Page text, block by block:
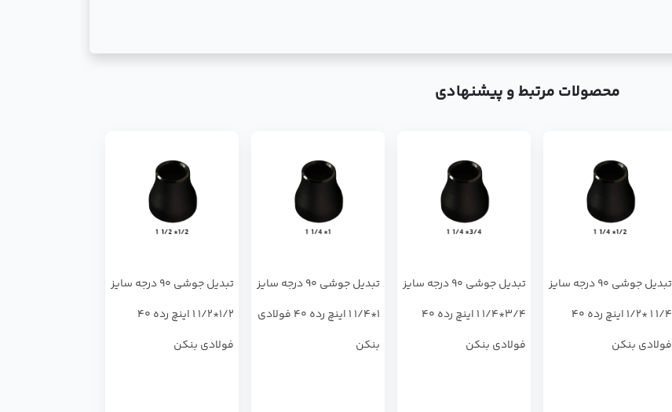
محصولات مرتبط و پیشنهادی
تبدیل جوشی 90 درجه سایز
1/4 1 *1/2 اینچ رده 40
فولادی بنکن
تبدیل جوشی 90 درجه سایز
3/4*1/4 1 اینچ رده 40
فولادی بنکن
تبدیل جوشی 90 درجه سایز
1*1/4 1 اینچ رده 40 فولادی
بنکن
تبدیل جوشی 90 درجه سایز
1/2*1/2 1 اینچ رده 40
فولادی بنکن